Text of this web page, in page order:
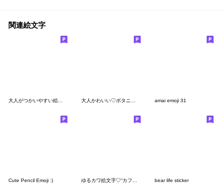
関連絵文字
amai emoji 31
Cute Pencil Emoji :) ゆるカワ絵文字♡“カフェとおしゃれ 2” bear life sticker